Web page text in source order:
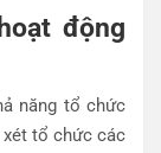
động
năng tổ chức
xét tổ chức các